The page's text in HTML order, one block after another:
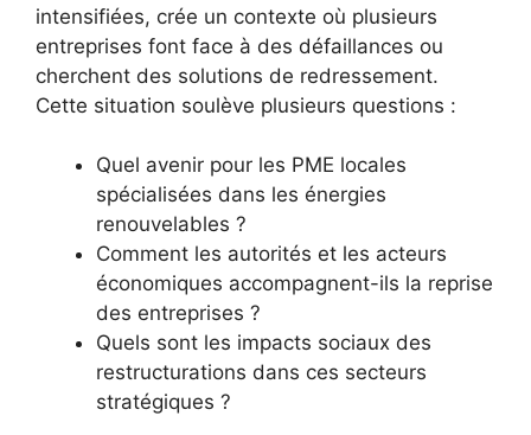
intensifiées, crée un contexte où plusieurs
entreprises font face à des défaillances ou
cherchent des solutions de redressement.
Cette situation soulève plusieurs questions :
Quel avenir pour les PME locales
spécialisées dans les énergies
renouvelables ?
Comment les autorités et les acteurs
économiques accompagnent-ils la reprise
des entreprises ?
Quels sont les impacts sociaux des
restructurations dans ces secteurs
stratégiques ?